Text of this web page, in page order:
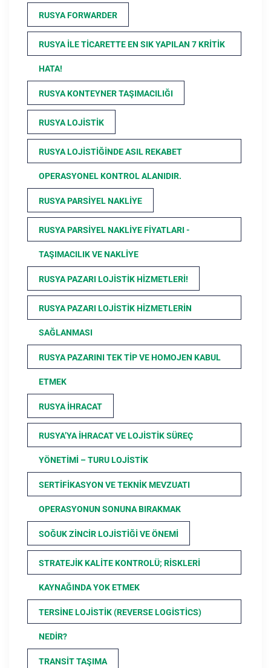
RUSYA FORWARDER
RUSYA ILE TICARETTE EN SIK YAPILAN 7 KRITIK
HATA!
RUSYA KONTEYNER TAŞIMACILIĞI
RUSYA LOJISTIK
RUSYA LOJISTIĞINDE ASIL REKABET
OPERASYONEL KONTROL ALANIDIR.
RUSYA PARSIYEL NAKLIYE
RUSYA PARSIYEL NAKLIYE FIYATLARI -
TAŞIMACILIK VE NAKLIYE
RUSYA PAZARI LOJISTIK HIZMETLERI!
RUSYA PAZARI LOJISTIK HIZMETLERIN
SAĞLANMASI
RUSYA PAZARINI TEK TIP VE HOMOJEN KABUL
ETMEK
RUSYA İHRACAT
RUSYA’YA İHRACAT VE LOJISTIK SÜREÇ
YÖNETIMI – TURU LOJISTIK
SERTIFIKASYON VE TEKNIK MEVZUATI
OPERASYONUN SONUNA BIRAKMAK
SOĞUK ZINCIR LOJISTIĞI VE ÖNEMI
STRATEJIK KALITE KONTROLÜ; RISKLERI
KAYNAĞINDA YOK ETMEK
TERSINE LOJISTIK (REVERSE LOGISTICS)
NEDIR?
TRANSIT TAŞIMA